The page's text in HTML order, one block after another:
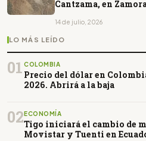
Cantzama, en
14 de julio, 2026
LO MÁS LEÍDO
01 COLOMBIA
Precio del dólar en
2026. Abrirá a la baja
02 ECONOMÍA
Tigo iniciará el cambio de
Movistar y Tuenti en